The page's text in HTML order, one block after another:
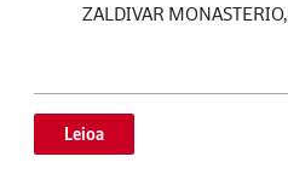
ZALDIVAR
Leioa